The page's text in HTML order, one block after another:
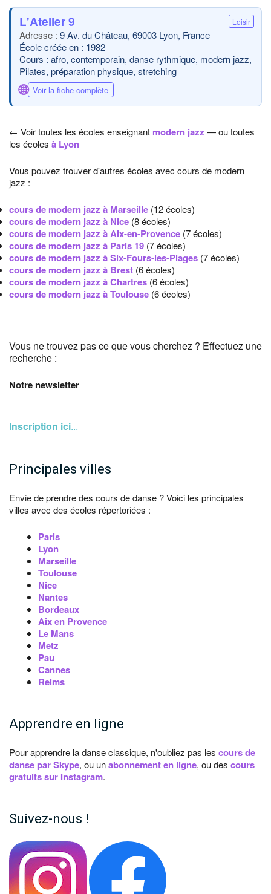
L'Atelier 9 Loisir
9 Av. du Château, 69003 Lyon, France
École créée en : 1982
Cours : afro, contemporain, danse rythmique, modern jazz,
Pilates, préparation physique, stretching
🌐 Voir la fiche complète
← Voir toutes les écoles enseignant modern jazz — ou toutes
les écoles à Lyon
Vous pouvez trouver d'autres écoles avec cours de modern
jazz :
cours de modern jazz à Marseille (12 écoles)
cours de modern jazz à Nice (8 écoles)
cours de modern jazz à Aix-en-Provence (7 écoles)
cours de modern jazz à Paris 19 (7 écoles)
cours de modern jazz à Six-Fours-les-Plages (7 écoles)
cours de modern jazz à Brest (6 écoles)
cours de modern jazz à Chartres (6 écoles)
cours de modern jazz à Toulouse (6 écoles)
Vous ne trouvez pas ce que vous cherchez ? Effectuez une
recherche :
Notre newsletter
Inscription ici...
Principales villes
Envie de prendre des cours de danse ? Voici les principales
villes avec des écoles répertoriées :
Paris
Lyon
Marseille
Toulouse
Nice
Nantes
Bordeaux
Aix en Provence
Le Mans
Metz
Pau
Cannes
Reims
Apprendre en ligne
Pour apprendre la danse classique, n'oubliez pas les cours de
danse par Skype, ou unabonnement en ligne, ou des cours
gratuits sur Instagram.
Suivez-nous !